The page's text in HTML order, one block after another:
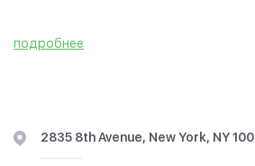
подробнее
2835 8th Avenue, New York, NY